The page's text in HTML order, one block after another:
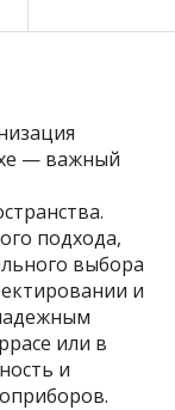
— важный
подхода,
выбора
и
или в
и